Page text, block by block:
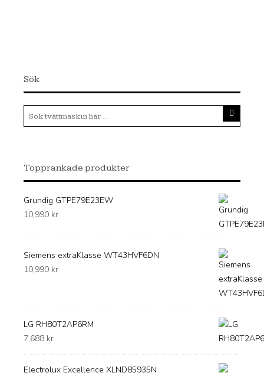
Sök
Topprankade produkter
Grundig GTPE79E23EW
10,990 kr
Siemens extraKlasse WT43HVF6DN
10,990 kr
LG RH80T2AP6RM
7,688 kr
Electrolux Excellence XLND85935N